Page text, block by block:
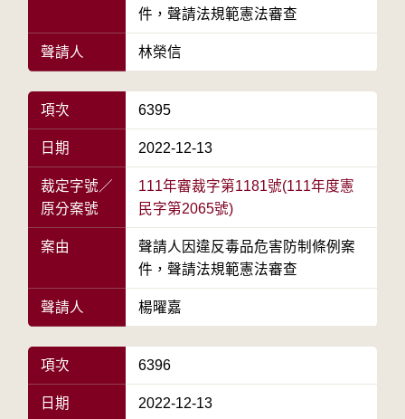
件，聲請法規範憲法審查
聲請人 林榮信
項次 6395
日期 2022-12-13
裁定字號／
原分案號
111年審裁字第1181號(111年度憲
民字第2065號)
案由
聲請人因違反毒品危害防制條例案
件，聲請法規範憲法審查
聲請人 楊曜嘉
項次 6396
日期 2022-12-13